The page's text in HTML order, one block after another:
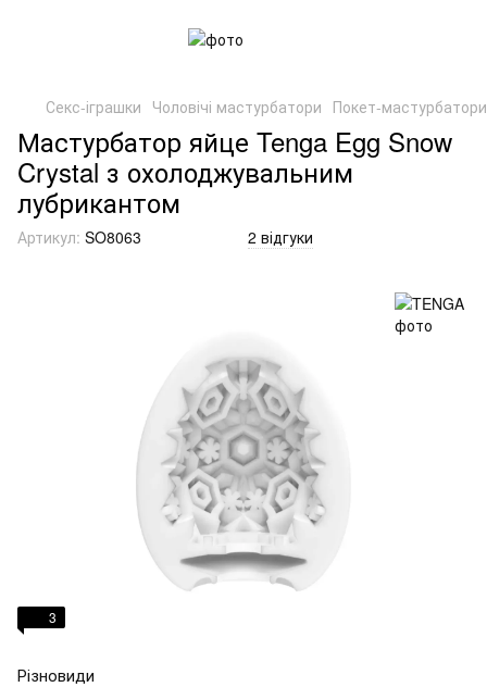
Секс-іграшки Чоловічі мастурбатори Покет-мастурбатори
Мастурбатор яйце Tenga Egg Snow
Crystal з охолоджувальним
лубрикантом
Артикул: SO8063 2 відгуки
3
Різновиди